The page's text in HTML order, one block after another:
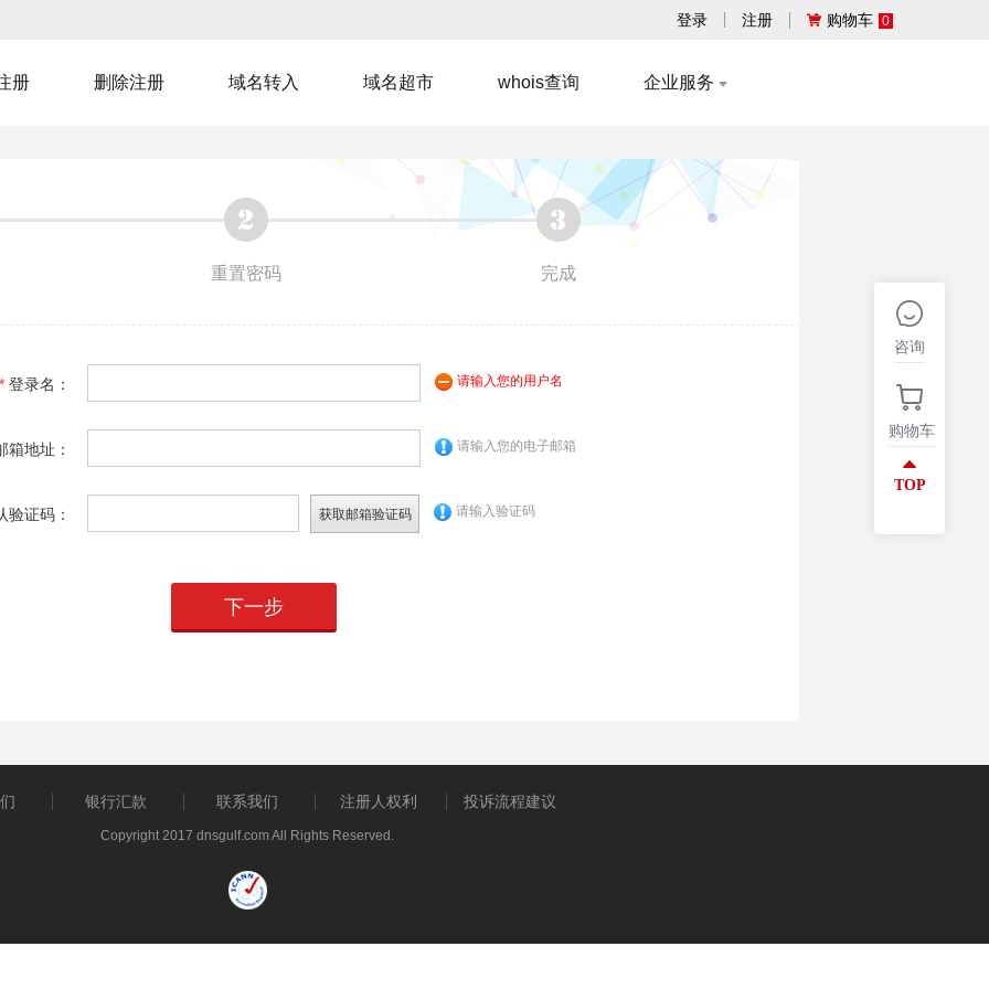
登录 注册 购物车 0
册 删除注册 域名转入 域名超市 whois查询 企业服务
重置密码 完成
* 登录名： 请输入您的用户名
箱地址： 请输入您的电子邮箱
验证码： 请输入验证码
银行汇款 联系我们 注册人权利 投诉流程建议
Copyright 2017 dnsgulf.com All Rights Reserved.
咨询
购物车
TOP